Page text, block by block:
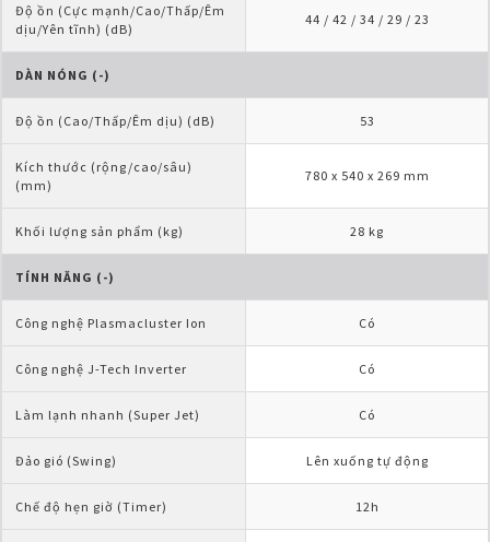
Độ ồn (Cực mạnh/Cao/Thấp/Êm
dịu/Yên tĩnh) (dB)
44 / 42 / 34 / 29 / 23
DÀN NÓNG (-)
Độ ồn (Cao/Thấp/Êm dịu) (dB) 53
Kích thước (rộng/cao/sâu)
(mm)
780 x 540 x 269 mm
Khối lượng sản phẩm (kg) 28 kg
TÍNH NĂNG (-)
Công nghệ Plasmacluster Ion Có
Công nghệ J-Tech Inverter Có
Làm lạnh nhanh (Super Jet) Có
Đảo gió (Swing) Lên xuống tự động
Chế độ hẹn giờ (Timer) 12h